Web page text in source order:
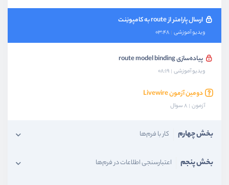
ارسال پارامتر از route به کامپونِنت
ویدیو آموزشی 03:48
پیاده‌سازی route model binding
ویدیو آموزشی 08:19
دومین آزمون Livewire
آزمون 8 سوال
بخش چهارم کار با فرم‌ها
بخش پنجم اعتبارسنجی اطلاعات در فرم‌ها